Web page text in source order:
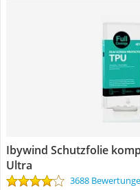
Ibywind Schutzfolie
Ultra
3688